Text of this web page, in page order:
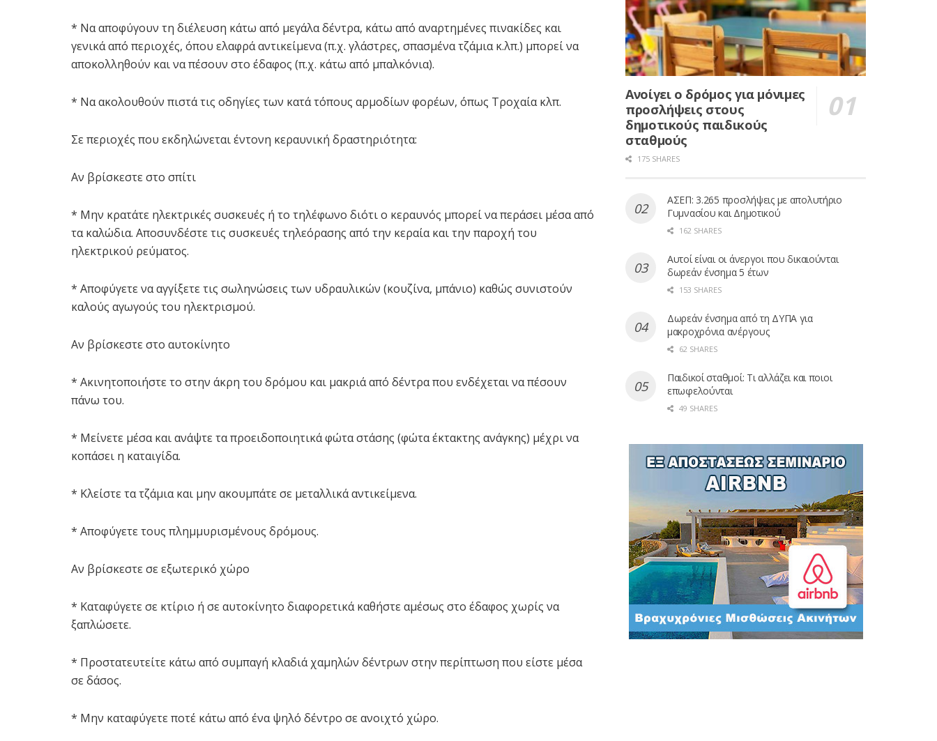
* Να αποφύγουν τη διέλευση κάτω από μεγάλα δέντρα, κάτω από αναρτημένες πινακίδες και
γενικά από περιοχές, όπου ελαφρά αντικείμενα (π.χ. γλάστρες, σπασμένα τζάμια κ.λπ.) μπορεί να
αποκολληθούν και να πέσουν στο έδαφος (π.χ. κάτω από μπαλκόνια).
* Να ακολουθούν πιστά τις οδηγίες των κατά τόπους αρμοδίων φορέων, όπως Τροχαία κλπ.
Σε περιοχές που εκδηλώνεται έντονη κεραυνική δραστηριότητα:
Αν βρίσκεστε στο σπίτι
* Μην κρατάτε ηλεκτρικές συσκευές ή το τηλέφωνο διότι ο κεραυνός μπορεί να περάσει μέσα από
τα καλώδια. Αποσυνδέστε τις συσκευές τηλεόρασης από την κεραία και την παροχή του
ηλεκτρικού ρεύματος.
* Αποφύγετε να αγγίξετε τις σωληνώσεις των υδραυλικών (κουζίνα, μπάνιο) καθώς συνιστούν
καλούς αγωγούς του ηλεκτρισμού.
Αν βρίσκεστε στο αυτοκίνητο
* Ακινητοποιήστε το στην άκρη του δρόμου και μακριά από δέντρα που ενδέχεται να πέσουν
πάνω του.
* Μείνετε μέσα και ανάψτε τα προειδοποιητικά φώτα στάσης (φώτα έκτακτης ανάγκης) μέχρι να
κοπάσει η καταιγίδα.
* Κλείστε τα τζάμια και μην ακουμπάτε σε μεταλλικά αντικείμενα.
* Αποφύγετε τους πλημμυρισμένους δρόμους.
Αν βρίσκεστε σε εξωτερικό χώρο
* Καταφύγετε σε κτίριο ή σε αυτοκίνητο διαφορετικά καθήστε αμέσως στο έδαφος χωρίς να
ξαπλώσετε.
* Προστατευτείτε κάτω από συμπαγή κλαδιά χαμηλών δέντρων στην περίπτωση που είστε μέσα
σε δάσος.
* Μην καταφύγετε ποτέ κάτω από ένα ψηλό δέντρο σε ανοιχτό χώρο.
Ανοίγει ο δρόμος για μόνιμες
προσλήψεις στους
δημοτικούς παιδικούς
σταθμούς
175 SHARES
ΑΣΕΠ: 3.265 προσλήψεις με απολυτήριο
Γυμνασίου και Δημοτικού
162 SHARES
Αυτοί είναι οι άνεργοι που δικαιούνται
δωρεάν ένσημα 5 έτων
153 SHARES
Δωρεάν ένσημα από τη ΔΥΠΑ για
μακροχρόνια ανέργους
62 SHARES
Παιδικοί σταθμοί: Τι αλλάζει και ποιοι
επωφελούνται
49 SHARES